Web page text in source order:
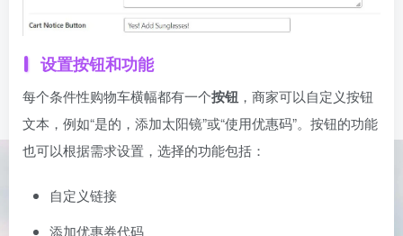
设置按钮和功能
每个条件性购物车横幅都有一个按钮 ，商家可以自定义按钮
文本，例如“是的，添加太阳镜”或“使用优惠码”。按钮的功能
也可以根据需求设置，选择的功能包括：
自定义链接
添加优惠券代码